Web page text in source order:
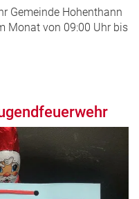
Gemeinde Hohenthann
Monat von 09:00 Uhr bis